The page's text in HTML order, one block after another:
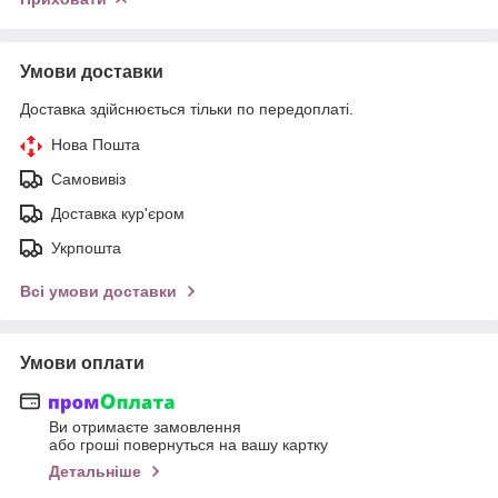
Умови доставки
Доставка здійснюється тільки по передоплаті.
Нова Пошта
Самовивіз
Доставка кур'єром
Укрпошта
Всі умови доставки
Умови оплати
Ви отримаєте замовлення
або гроші повернуться на вашу картку
Детальніше